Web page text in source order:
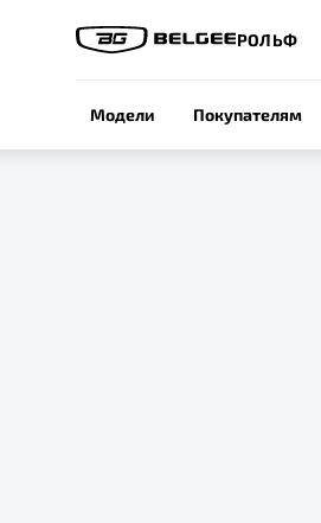
РОЛЬФ
Модели Покупателям